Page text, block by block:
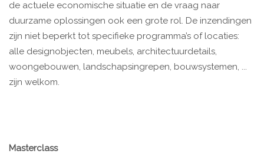
de actuele economische situatie en de vraag naar
duurzame oplossingen ook een grote rol. De inzendingen
zijn niet beperkt tot specifieke programma’s of locaties:
alle designobjecten, meubels, architectuurdetails,
woongebouwen, landschapsingrepen, bouwsystemen, ...
zijn welkom.
Masterclass